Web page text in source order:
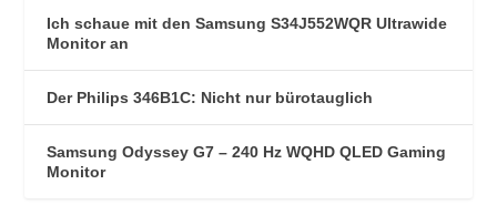
Ich schaue mit den Samsung S34J552WQR Ultrawide
Monitor an
Der Philips 346B1C: Nicht nur bürotauglich
Samsung Odyssey G7 – 240 Hz WQHD QLED Gaming
Monitor